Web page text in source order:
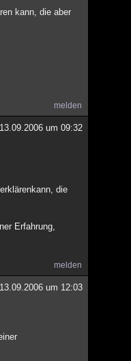
kann, die aber
melden
13.09.2006 um 09:32
die
Erfahrung,
melden
13.09.2006 um 12:03